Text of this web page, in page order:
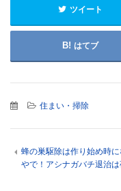
ツイート
はてブ
住まい・掃除
蜂の巣駆除は作り始め時に
やで！アシナガバチ退治は